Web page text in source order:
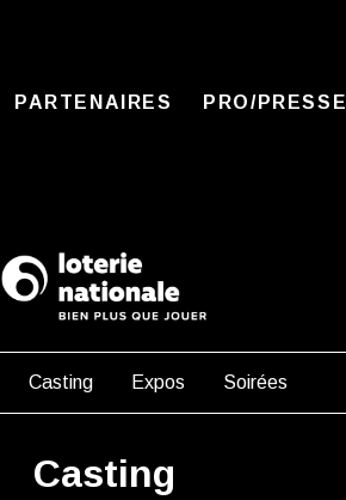
PARTENAIRES PRO/PRESSE
Casting Expos Soirées
Casting